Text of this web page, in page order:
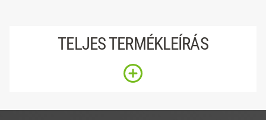
TELJES TERMÉKLEÍRÁS